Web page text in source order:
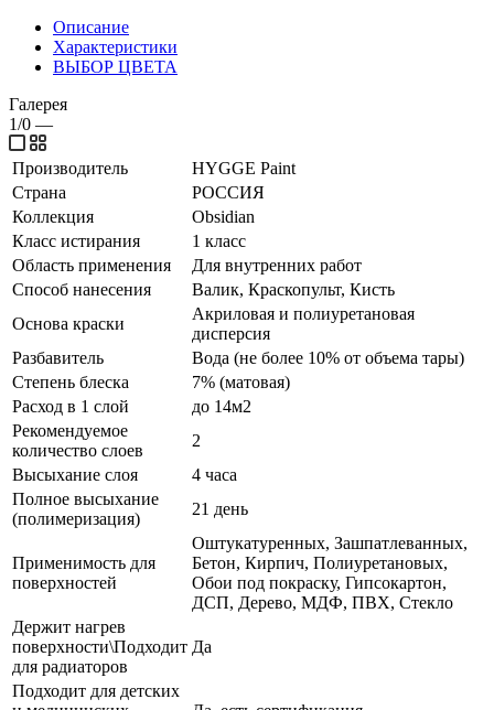
Описание
Характеристики
ВЫБОР ЦВЕТА
Галерея
1/0 —
Производитель
HYGGE Paint
Страна
РОССИЯ
Коллекция
Obsidian
Класс истирания
1 класс
Область применения
Для внутренних работ
Способ нанесения
Валик, Краскопульт, Кисть
Основа краски
Акриловая и полиуретановая
дисперсия
Разбавитель
Вода (не более 10% от объема тары)
Степень блеска
7% (матовая)
Расход в 1 слой
до 14м2
Рекомендуемое
количество слоев
2
Высыхание слоя
4 часа
Полное высыхание
(полимеризация)
21 день
Применимость для
поверхностей
Оштукатуренных, Зашпатлеванных,
Бетон, Кирпич, Полиуретановых,
Обои под покраску, Гипсокартон,
ДСП, Дерево, МДФ, ПВХ, Стекло
Держит нагрев
поверхности\Подходит
для радиаторов
Да
Подходит для детских